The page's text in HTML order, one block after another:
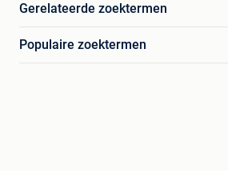
Gerelateerde zoektermen
Populaire zoektermen